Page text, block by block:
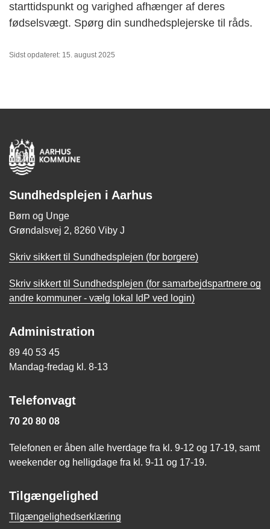
starttidspunkt og varighed afhænger af deres
fødselsvægt. Spørg din sundhedsplejerske til råds.
Sidst opdateret: 15. august 2025
Sundhedsplejen i Aarhus
Børn og Unge
Grøndalsvej 2, 8260 Viby J
Skriv sikkert til Sundhedsplejen (for borgere)
Skriv sikkert til Sundhedsplejen (for samarbejdspartnere og
andre kommuner - vælg lokal IdP ved login)
Administration
89 40 53 45
Mandag-fredag kl. 8-13
Telefonvagt
70 20 80 08
Telefonen er åben alle hverdage fra kl. 9-12 og 17-19, samt
weekender og helligdage fra kl. 9-11 og 17-19.
Tilgængelighed
Tilgængelighedserklæring